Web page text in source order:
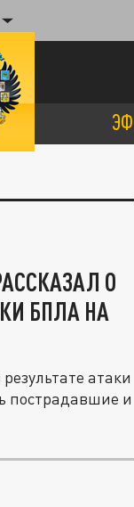
О
БПЛА НА
атаки
пострадавшие и